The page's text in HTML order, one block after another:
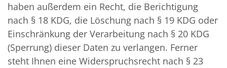
haben außerdem ein Recht, die Berichtigung
nach § 18 KDG, die Löschung nach § 19 KDG oder
Einschränkung der Verarbeitung nach § 20 KDG
(Sperrung) dieser Daten zu verlangen. Ferner
steht Ihnen eine Widerspruchsrecht nach § 23